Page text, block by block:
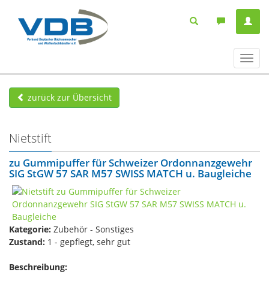
ein-/
zurück zur Übersicht
Nietstift
zu Gummipuffer für Schweizer Ordonnanzgewehr
SIG StGW 57 SAR M57 SWISS MATCH u. Baugleiche
Kategorie: Zubehör - Sonstiges
Zustand: 1 - gepflegt, sehr gut
Beschreibung: